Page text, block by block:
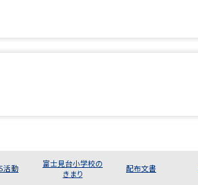
活動
富士見台小学校の
きまり
配布文書